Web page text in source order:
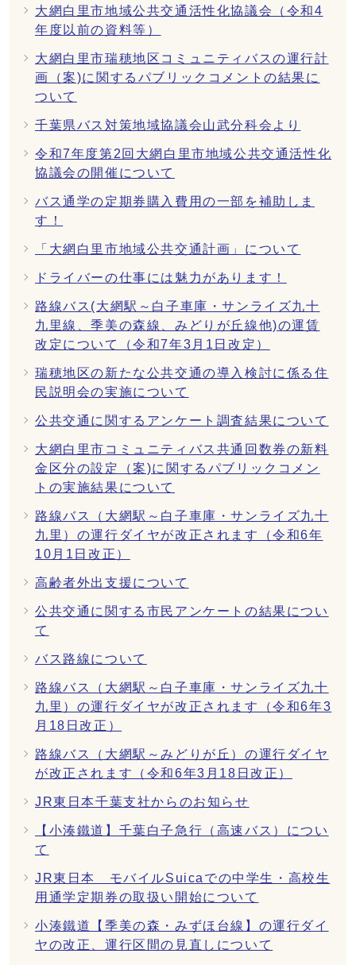
大網白里市地域公共交通活性化協議会（令和4
年度以前の資料等）
大網白里市瑞穂地区コミュニティバスの運行計
画（案)に関するパブリックコメントの結果に
ついて
千葉県バス対策地域協議会山武分科会より
令和7年度第2回大網白里市地域公共交通活性化
協議会の開催について
バス通学の定期券購入費用の一部を補助しま
す！
「大網白里市地域公共交通計画」について
ドライバーの仕事には魅力があります！
路線バス(大網駅～白子車庫・サンライズ九十
九里線、季美の森線、みどりが丘線他)の運賃
改定について（令和7年3月1日改定）
瑞穂地区の新たな公共交通の導入検討に係る住
民説明会の実施について
公共交通に関するアンケート調査結果について
大網白里市コミュニティバス共通回数券の新料
金区分の設定（案)に関するパブリックコメン
トの実施結果について
路線バス（大網駅～白子車庫・サンライズ九十
九里）の運行ダイヤが改正されます（令和6年
10月1日改正）
高齢者外出支援について
公共交通に関する市民アンケートの結果につい
て
バス路線について
路線バス（大網駅～白子車庫・サンライズ九十
九里）の運行ダイヤが改正されます（令和6年3
月18日改正）
路線バス（大網駅～みどりが丘）の運行ダイヤ
が改正されます（令和6年3月18日改正）
JR東日本千葉支社からのお知らせ
【小湊鐵道】千葉白子急行（高速バス）につい
て
JR東日本 モバイルSuicaでの中学生・高校生
用通学定期券の取扱い開始について
小湊鐵道【季美の森・みずほ台線】の運行ダイ
ヤの改正、運行区間の見直しについて